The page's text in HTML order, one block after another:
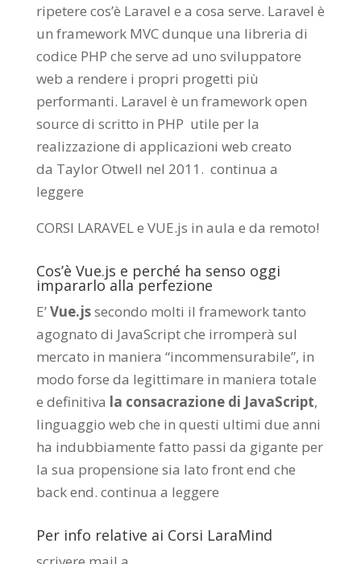
ripetere cos’è Laravel e a cosa serve. Laravel è
un framework MVC dunque una libreria di
codice PHP che serve ad uno sviluppatore
web a rendere i propri progetti più
performanti. Laravel è un framework open
source di scritto in PHP utile per la
realizzazione di applicazioni web creato
da Taylor Otwell nel 2011. continua a
leggere
CORSI LARAVEL e VUE.js in aula e da remoto!
Cos’è Vue.js e perché ha senso oggi
impararlo alla perfezione
E’Vue.jssecondo molti il framework tanto
agognato di JavaScript che irromperà sul
mercato in maniera “incommensurabile”, in
modo forse da legittimare in maniera totale
e definitiva la consacrazione di JavaScript,
linguaggio web che in questi ultimi due anni
ha indubbiamente fatto passi da gigante per
la sua propensione sia lato front end che
back end. continua a leggere
Per info relative ai Corsi LaraMind